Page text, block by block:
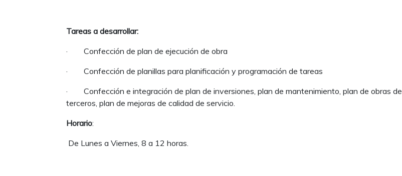
Tareas a desarrollar:
· Confección de plan de ejecución de obra
· Confección de planillas para planificación y programación de tareas
· Confección e integración de plan de inversiones, plan de mantenimiento, plan de obras de
terceros, plan de mejoras de calidad de servicio.
Horario:
De Lunes a Viernes, 8 a 12 horas.